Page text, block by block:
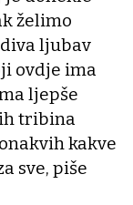
želimo
ljubav
ovdje ima
ljepše
tribina
kakve
sve, piše